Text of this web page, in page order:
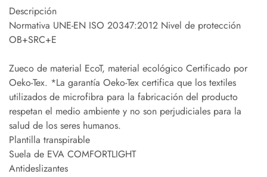
Descripción
Normativa UNE-EN ISO 20347:2012 Nivel de protección
OB+SRC+E
Zueco de material EcoT, material ecológico Certificado por
Oeko-Tex. *La garantía Oeko-Tex certifica que los textiles
utilizados de microfibra para la fabricación del producto
respetan el medio ambiente y no son perjudiciales para la
salud de los seres humanos.
Plantilla transpirable
Suela de EVA COMFORTLIGHT
Antideslizantes